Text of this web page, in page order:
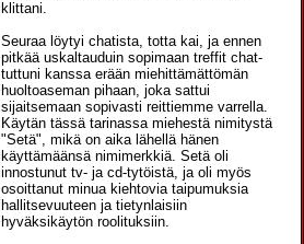
klittani.
Seuraa löytyi chatista, totta kai, ja ennen
pitkää uskaltauduin sopimaan treffit chat-
tuttuni kanssa erään miehittämättömän
huoltoaseman pihaan, joka sattui
sijaitsemaan sopivasti reittiemme varrella.
Käytän tässä tarinassa miehestä nimitystä
"Setä", mikä on aika lähellä hänen
käyttämäänsä nimimerkkiä. Setä oli
innostunut tv- ja cd-tytöistä, ja oli myös
osoittanut minua kiehtovia taipumuksia
hallitsevuuteen ja tietynlaisiin
hyväksikäytön roolituksiin.